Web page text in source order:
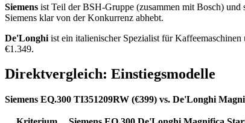
Siemens ist Teil der BSH-Gruppe (zusammen mit Bosch)
Siemens klar von der Konkurrenz abhebt.
De'Longhi ist ein italienischer Spezialist für
€1.349.
Direktvergleich: Einstiegsmodelle
Siemens EQ.300 TI351209RW (€399) vs. De'Longhi